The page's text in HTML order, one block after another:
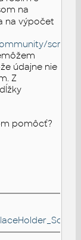
na
na výpočet
údajne nie
Z
pomôcť?